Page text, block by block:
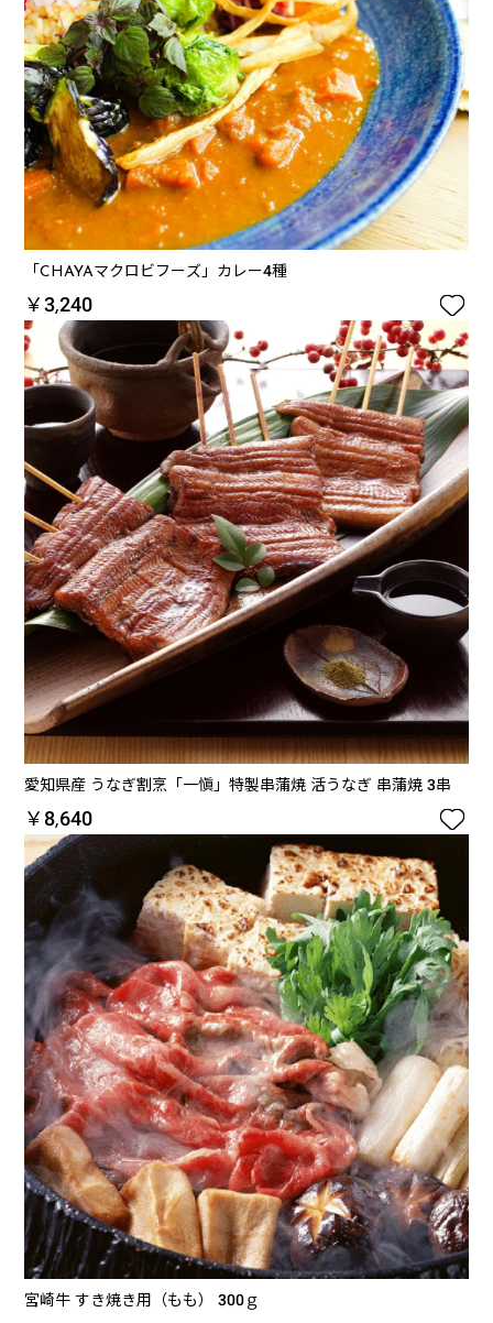
「CHAYAマクロビフーズ」カレー4種
￥3,240 
愛知県産 うなぎ割烹「一愼」特製串蒲焼 活うなぎ 串蒲焼 3串
￥8,640 
宮崎牛 すき焼き用（もも） 300ｇ